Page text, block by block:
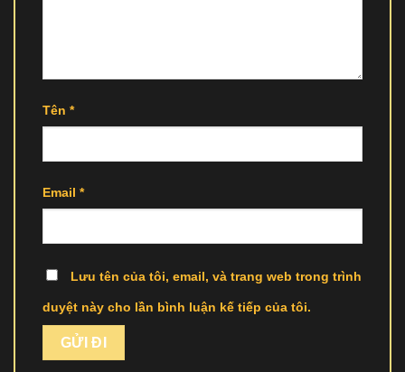
Tên *
Email *
Lưu tên của tôi, email, và trang web trong trình
duyệt này cho lần bình luận kế tiếp của tôi.